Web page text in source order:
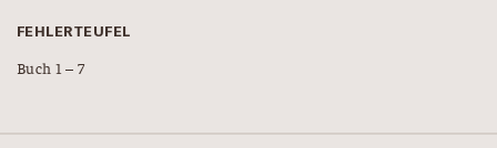
FEHLERTEUFEL
Buch 1 – 7